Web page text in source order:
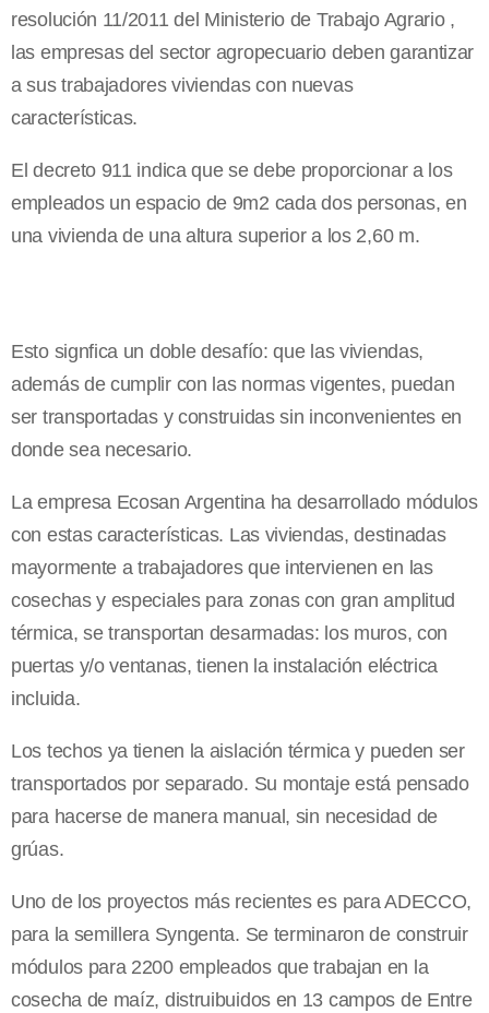
resolución 11/2011 del Ministerio de Trabajo Agrario ,
las empresas del sector agropecuario deben garantizar
a sus trabajadores viviendas con nuevas
características.
El decreto 911 indica que se debe proporcionar a los
empleados un espacio de 9m2 cada dos personas, en
una vivienda de una altura superior a los 2,60 m.
Esto signfica un doble desafío: que las viviendas,
además de cumplir con las normas vigentes, puedan
ser transportadas y construidas sin inconvenientes en
donde sea necesario.
La empresa Ecosan Argentina ha desarrollado módulos
con estas características. Las viviendas, destinadas
mayormente a trabajadores que intervienen en las
cosechas y especiales para zonas con gran amplitud
térmica, se transportan desarmadas: los muros, con
puertas y/o ventanas, tienen la instalación eléctrica
incluida.
Los techos ya tienen la aislación térmica y pueden ser
transportados por separado. Su montaje está pensado
para hacerse de manera manual, sin necesidad de
grúas.
Uno de los proyectos más recientes es para ADECCO,
para la semillera Syngenta. Se terminaron de construir
módulos para 2200 empleados que trabajan en la
cosecha de maíz, distruibuidos en 13 campos de Entre